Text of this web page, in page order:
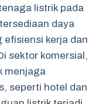
listrik pada
daya
kerja dan
sektor komersial,
menjaga
seperti hotel dan